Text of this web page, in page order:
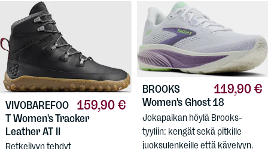
159,90 €
VIVOBAREFOO
TWomen's Tracker
Leather AT II
Retkeilyyn tehdyt
119,90 €
BROOKS
Women's Ghost 18
Jokapaikan höylä Brooks-
tyyliin: kengät sekä pitkille
juoksulenkeille että kävelyyn.